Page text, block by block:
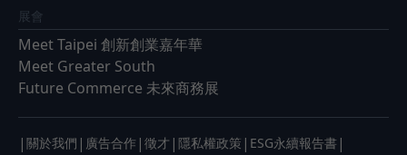
展會
Meet Taipei 創新創業嘉年華
Meet Greater South
Future Commerce 未來商務展
| 關於我們 | 廣告合作 | 徵才 | 隱私權政策 | ESG永續報告書 |